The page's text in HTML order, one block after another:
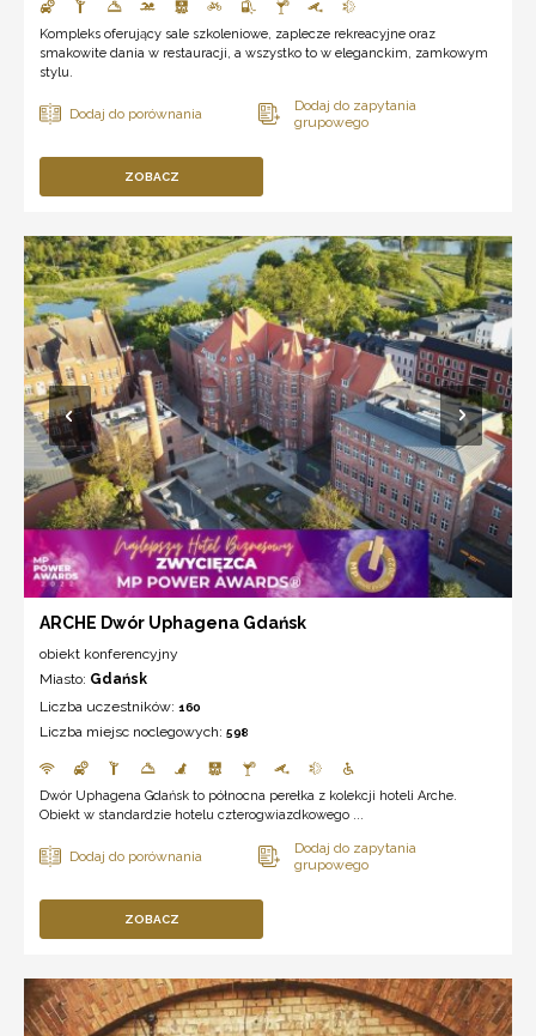
Kompleks oferujący sale szkoleniowe, zaplecze rekreacyjne oraz
smakowite dania w restauracji, a wszystko to w eleganckim, zamkowym
stylu.
ZOBACZ
ARCHE Dwór Uphagena Gdańsk
obiekt konferencyjny
Miasto: Gdańsk
Liczba uczestników: 160
Liczba miejsc noclegowych: 598
Dwór Uphagena Gdańsk to północna perełka z kolekcji hoteli Arche.
Obiekt w standardzie hotelu czterogwiazdkowego ...
ZOBACZ